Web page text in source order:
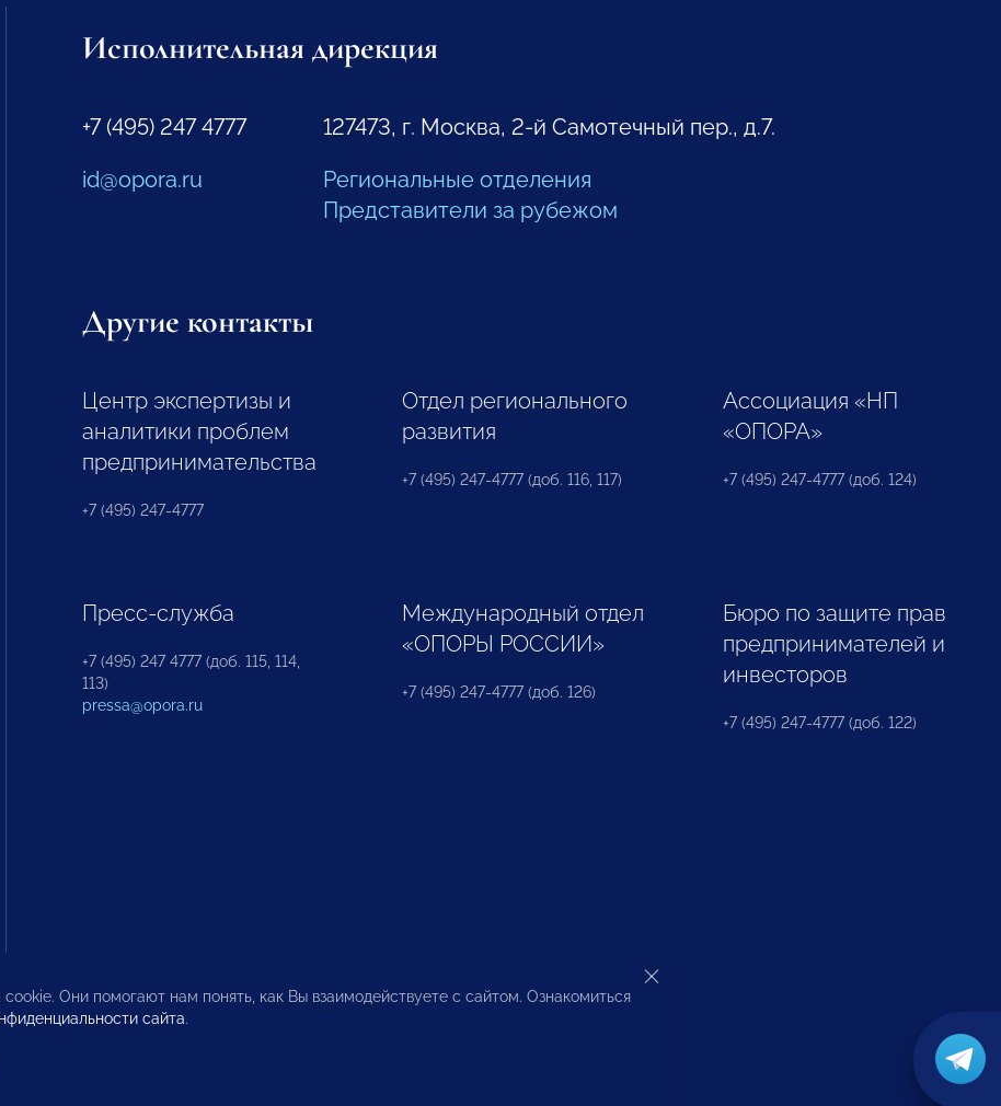
Исполнительная дирекция
+7 (495) 247 4777
id@opora.ru
127473, г. Москва, 2-й Самотечный пер., д.7.
Региональные отделения
Представители за рубежом
Другие контакты
Центр экспертизы и
аналитики проблем
предпринимательства
+7 (495) 247-4777
Отдел регионального
развития
+7 (495) 247-4777 (доб. 116, 117)
Ассоциация «НП
«ОПОРА»
+7 (495) 247-4777 (доб. 124)
Пресс-служба
+7 (495) 247 4777 (доб. 115, 114,
113)
pressa@opora.ru
Международный отдел
«ОПОРЫ РОССИИ»
+7 (495) 247-4777 (доб. 126)
Бюро по защите прав
предпринимателей и
инвесторов
+7 (495) 247-4777 (доб. 122)
Они помогают нам понять, как Вы взаимодействуете с сайтом. Ознакомиться
сайта.